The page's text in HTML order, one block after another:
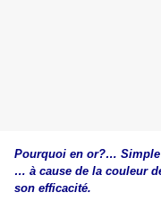
Pourquoi en or?…
… à cause de la couleur
son efficacité.